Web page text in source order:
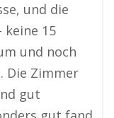
und die
keine 15
und noch
Die Zimmer
gut